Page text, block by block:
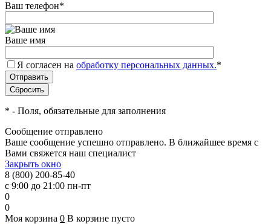
Ваш телефон*
Ваше имя
Я согласен на обработку персональных данных.*
* - Поля, обязательные для заполнения
Сообщение отправлено
Ваше сообщение успешно отправлено. В ближайшее время с
Вами свяжется наш специалист
Закрыть окно
8 (800) 200-85-40
с 9:00 до 21:00 пн-пт
0
0
Моя корзина 0 В корзине пусто